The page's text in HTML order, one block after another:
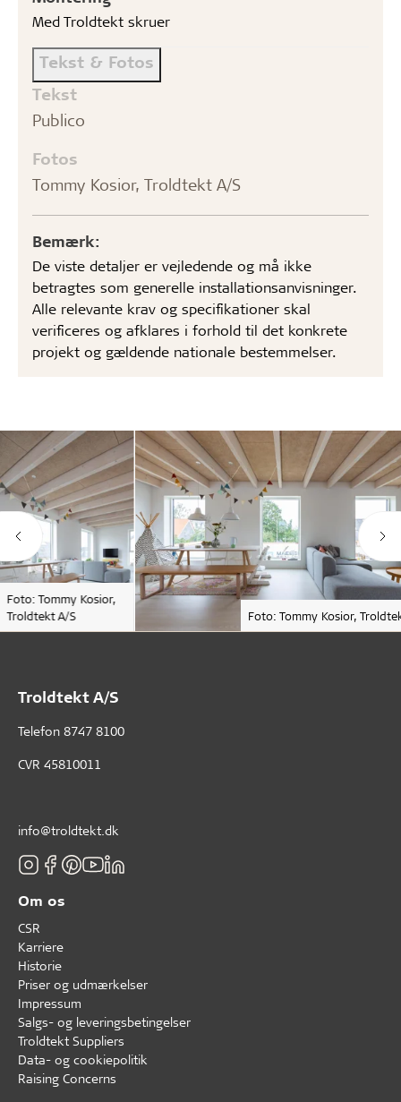
Med Troldtekt skruer
Tekst & Fotos
Tekst
Publico
Fotos
Tommy Kosior, Troldtekt A/S
Bemærk:
De viste detaljer er vejledende og må ikke
betragtes som generelle installationsanvisninger.
Alle relevante krav og specifikationer skal
verificeres og afklares i forhold til det konkrete
projekt og gældende nationale bestemmelser.
Foto: Tommy Kosior,
Troldtekt A/S
Foto: Tommy Kosior,
Troldtekt A/S
Telefon 8747 8100
CVR 45810011
info@troldtekt.dk
Om os
CSR
Karriere
Historie
Priser og udmærkelser
Impressum
Salgs- og leveringsbetingelser
Troldtekt Suppliers
Data- og cookiepolitik
Raising Concerns